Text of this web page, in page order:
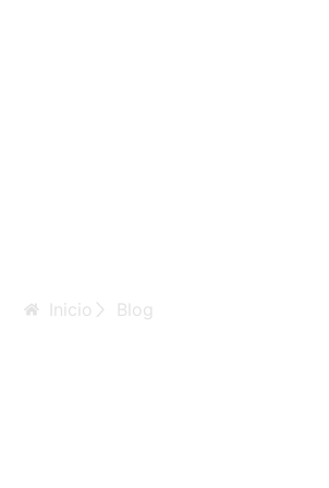
Inicio Blog